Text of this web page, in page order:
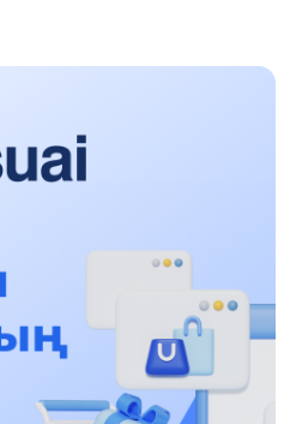
1 H2O» жарысын
Мұхаметкәрімді
мүмкін